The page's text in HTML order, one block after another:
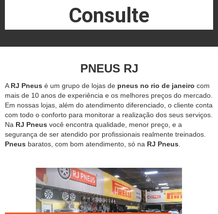
Consulte
PNEUS RJ
A RJ Pneus é um grupo de lojas de pneus no rio de janeiro com
mais de 10 anos de experiência e os melhores preços do mercado.
Em nossas lojas, além do atendimento diferenciado, o cliente conta
com todo o conforto para monitorar a realização dos seus serviços.
Na RJ Pneus você encontra qualidade, menor preço, e a
segurança de ser atendido por profissionais realmente treinados.
Pneus baratos, com bom atendimento, só na RJ Pneus